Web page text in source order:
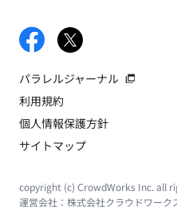
パラレルジャーナル
利用規約
個人情報保護方針
サイトマップ
copyright (c) CrowdWorks Inc. all
運営会社： 株式会社クラウドワーク